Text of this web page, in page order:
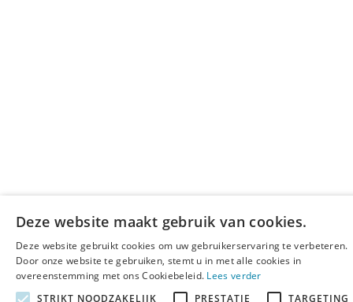
Deze website maakt gebruik van cookies.
Deze website gebruikt cookies om uw gebruikerservaring te verbeteren.
Door onze website te gebruiken, stemt u in met alle cookies in
overeenstemming met ons Cookiebeleid. Lees verder
STRIKT NOODZAKELIJK
PRESTATIE TARGETING